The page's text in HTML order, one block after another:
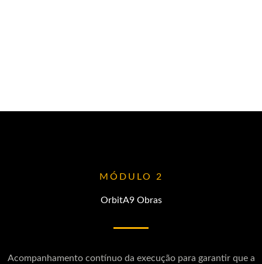
MÓDULO 2
OrbitA9 Obras
Acompanhamento contínuo da execução para garantir que a